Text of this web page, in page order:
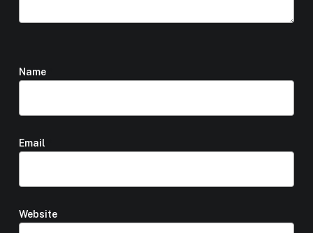
Name
Email
Website